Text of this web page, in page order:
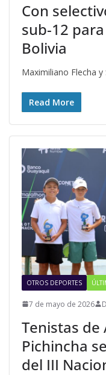
Con
sub-12
Bolivia
Maximiliano Flecha
Read More
OTROS DEPORTES
7 de mayo de 2026
Tenistas de
Pichincha
del III